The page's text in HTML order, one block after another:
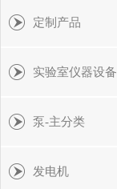
定制产品
实验室仪器设备
泵-主分类
发电机